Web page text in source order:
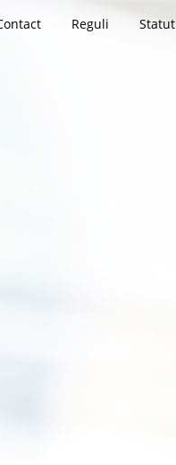
Reguli Statut